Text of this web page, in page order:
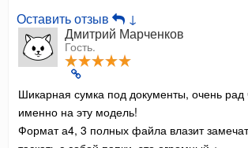
Оставить отзыв
↓
Дмитрий Марченков
Гость.
Шикарная сумка под документы, очень рад
именно на эту модель!
Формат а4, 3 полных файла влазит